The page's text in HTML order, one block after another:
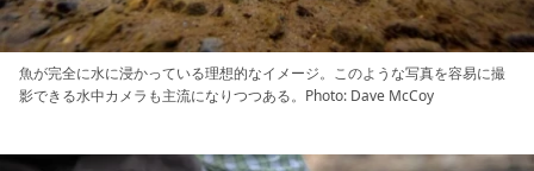
魚が完全に水に浸かっている理想的なイメージ。このような写真を容易に撮
影できる水中カメラも主流になりつつある。Photo: Dave McCoy